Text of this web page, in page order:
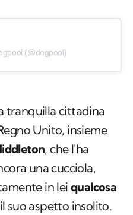
(@dogpool)
tranquilla cittadina
Unito, insieme
, che l'ha
una cucciola,
in lei qualcosa
suo aspetto insolito.